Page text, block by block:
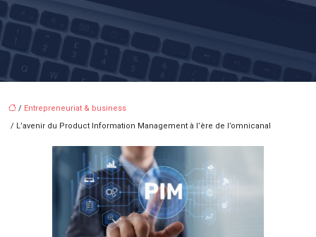
/ Entrepreneuriat & business
/ L’avenir du Product Information Management à l’ère de l’omnicanal